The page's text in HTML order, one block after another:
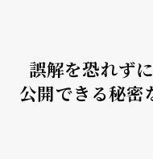
誤解を恐れず
公開できる秘密